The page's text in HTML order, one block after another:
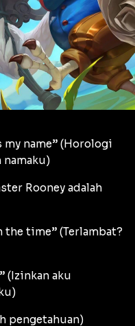
name” (Horologi
namaku)
Rooney adalah
time” (Terlambat?
(Izinkan aku
pengetahuan)